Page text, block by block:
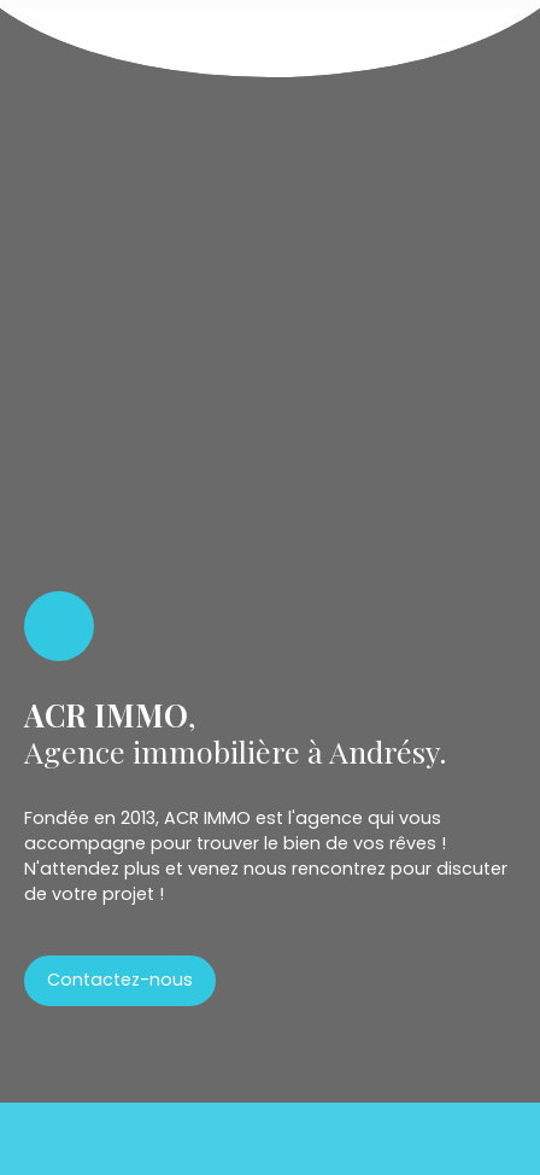
ACR IMMO,
Agence immobilière à Andrésy.
Fondée en 2013, ACR IMMO est l'agence qui vous
accompagne pour trouver le bien de vos rêves !
N'attendez plus et venez nous rencontrez pour discuter
de votre projet !
Contactez-nous